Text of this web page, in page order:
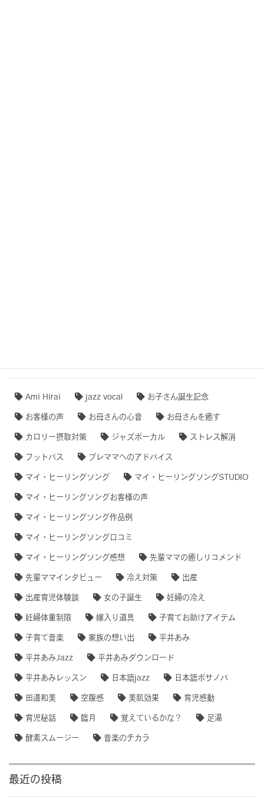
Ami Hirai jazz vocal お子さん誕生記念
お客様の声 お母さんの心音 お母さんを癒す
カロリー摂取対策 ジャズボーカル ストレス解消
フットバス プレママへのアドバイス
マイ・ヒーリングソング マイ・ヒーリングソングSTUDIO
マイ・ヒーリングソングお客様の声
マイ・ヒーリングソング作品例
マイ・ヒーリングソング口コミ
マイ・ヒーリングソング感想 先輩ママの癒しリコメンド
先輩ママインタビュー 冷え対策 出産
出産育児体験談 女の子誕生 妊婦の冷え
妊婦体重制限 嫁入り道具 子育てお助けアイテム
子育て音楽 家族の想い出 平井あみ
平井あみJazz 平井あみダウンロード
平井あみレッスン 日本語jazz 日本語ボサノバ
田邊和美 空腹感 美肌効果 育児感動
育児秘話 臨月 覚えているかな？ 足湯
酵素スムージー 音楽のチカラ
最近の投稿